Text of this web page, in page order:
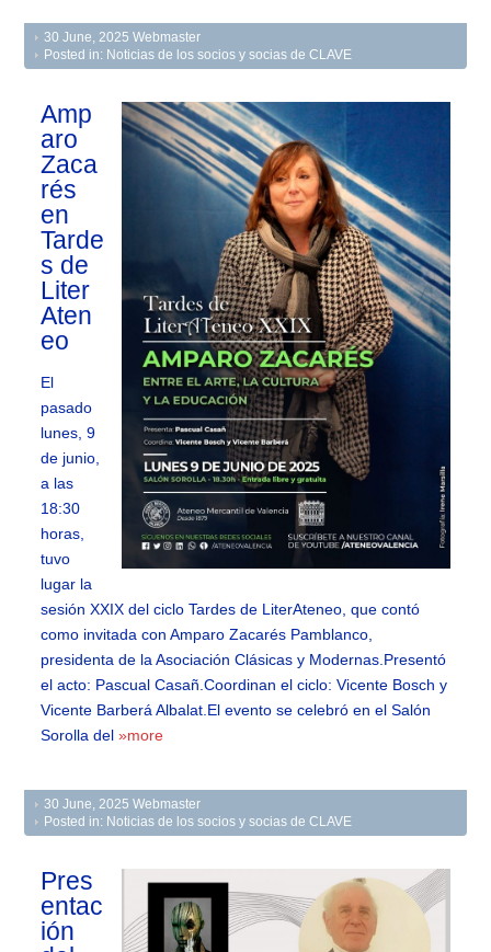
30 June, 2025 Webmaster
Posted in: Noticias de los socios y socias de CLAVE
Amp
aro
Zaca
rés
en
Tarde
s de
Liter
Aten
eo
El
pasado
lunes, 9
de junio,
a las
18:30
horas,
tuvo
lugar la
sesión XXIX del ciclo Tardes de LiterAteneo, que contó
como invitada con Amparo Zacarés Pamblanco,
presidenta de la Asociación Clásicas y Modernas.Presentó
el acto: Pascual Casañ.Coordinan el ciclo: Vicente Bosch y
Vicente Barberá Albalat.El evento se celebró en el Salón
Sorolla del»more
30 June, 2025 Webmaster
Posted in: Noticias de los socios y socias de CLAVE
Pres
entac
ión